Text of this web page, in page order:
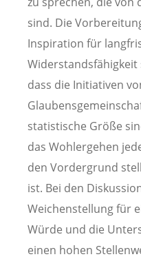
sind. Die
Inspiration für
dass die Initiativen
statistische Größe
das Wohlergehen
den Vordergrund
ist. Bei den
Weichenstellung für
Würde und die
einen hohen